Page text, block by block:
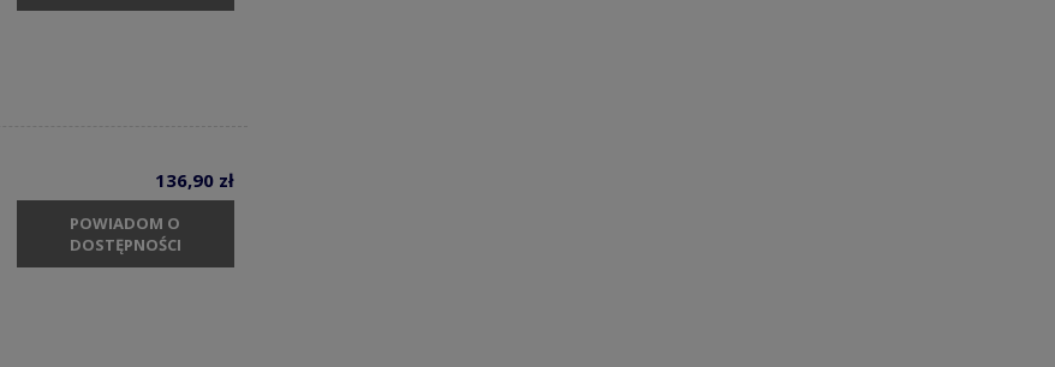
136,90 zł
POWIADOM O
DOSTĘPNOŚCI